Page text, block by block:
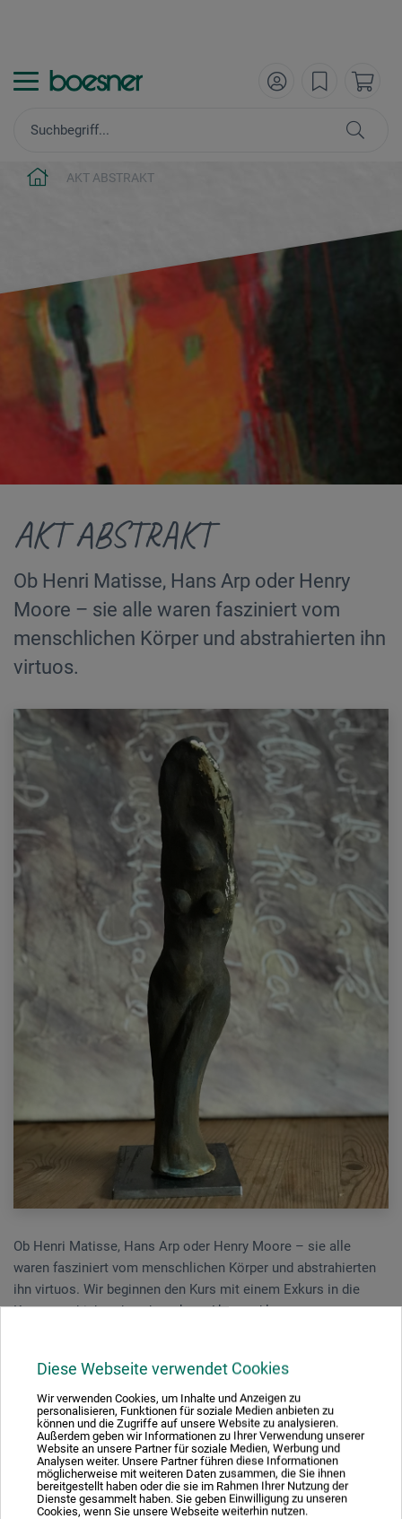
Diese Webseite verwendet Cookies
Wir verwenden Cookies, um Inhalte und Anzeigen zu
personalisieren, Funktionen für soziale Medien anbieten zu
können und die Zugriffe auf unsere Website zu analysieren.
Außerdem geben wir Informationen zu Ihrer Verwendung unserer
Website an unsere Partner für soziale Medien, Werbung und
Analysen weiter. Unsere Partner führen diese Informationen
möglicherweise mit weiteren Daten zusammen, die Sie ihnen
bereitgestellt haben oder die sie im Rahmen Ihrer Nutzung der
Dienste gesammelt haben. Sie geben Einwilligung zu unseren
Cookies, wenn Sie unsere Webseite weiterhin nutzen.
AKT ABSTRAKT
AKT ABSTRAKT
Ob Henri Matisse, Hans Arp oder Henry
Moore – sie alle waren fasziniert vom
menschlichen Körper und abstrahierten ihn
virtuos.
Ob Henri Matisse, Hans Arp oder Henry Moore – sie alle
waren fasziniert vom menschlichen Körper und abstrahierten
ihn virtuos. Wir beginnen den Kurs mit einem Exkurs in die
Kunstgeschichte des abstrakten Akts und lassen uns
wundervoll haptische Material Paperclay sowie verschiedene
lufttrocknende Modelliermassen. Abgerundet werden die
Skulpturen, welche bis 50 cm hoch werden dürfen, durch
verschiedene Patinierungen und Schlagmetallauflagen. Die
Werke können, müssen aber nicht, gebrannt werden.
Freude am kreativen Formen und Ausprobieren sind